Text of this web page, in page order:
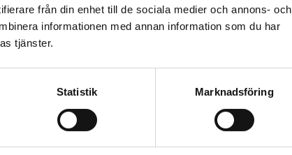
från din enhet till de sociala medier och annons- och
informationen med annan information som du har
tjänster.
Statistik Marknadsföring